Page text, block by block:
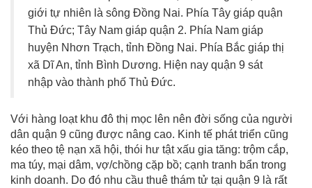
giới tự nhiên là sông Đồng Nai. Phía Tây giáp quận
Thủ Đức; Tây Nam giáp quận 2. Phía Nam giáp
huyện Nhơn Trạch, tỉnh Đồng Nai. Phía Bắc giáp thị
xã Dĩ An, tỉnh Bình Dương. Hiện nay quận 9 sát
nhập vào thành phố Thủ Đức.
Với hàng loạt khu đô thị mọc lên nên đời sống của người
dân quận 9 cũng được nâng cao. Kinh tế phát triển cũng
kéo theo tệ nạn xã hội, thói hư tật xấu gia tăng: trộm cắp,
ma túy, mại dâm, vợ/chồng cặp bồ; cạnh tranh bẩn trong
kinh doanh. Do đó nhu cầu thuê thám tử tại quận 9 là rất